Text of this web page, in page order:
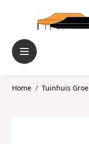
Home / Tuinhuis